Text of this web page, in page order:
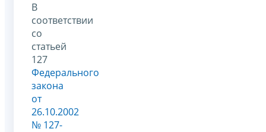
В
соответствии
со
статьей
127
Федерального
закона
от
26.10.2002
№ 127-